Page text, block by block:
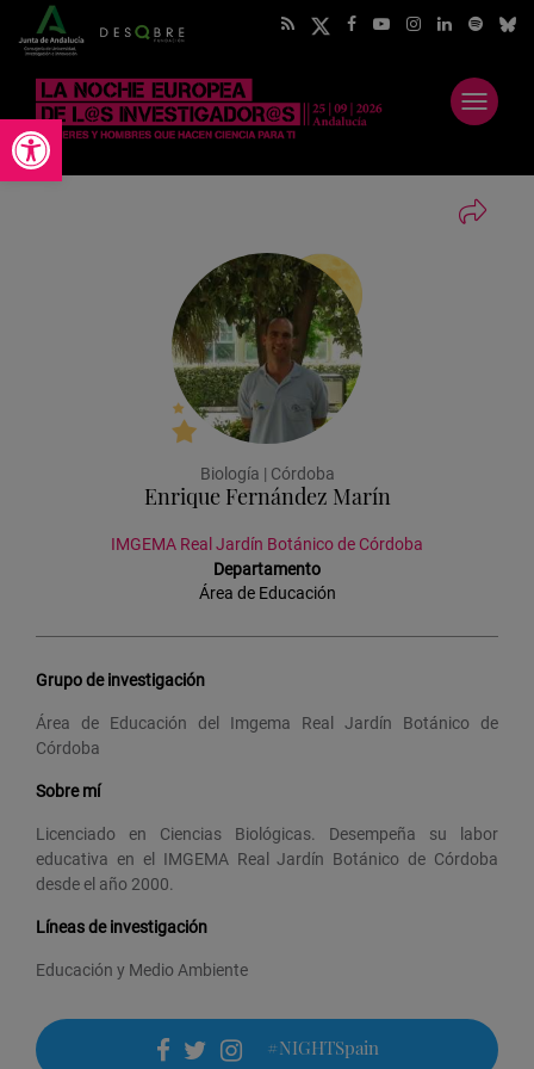
Abrir barra de herramientas
Abrir
menú
Biología | Córdoba
Enrique Fernández Marín
IMGEMA Real Jardín Botánico de Córdoba
Departamento
Área de Educación
Grupo de investigación
Área de Educación del Imgema Real Jardín Botánico de
Córdoba
Sobre mí
Licenciado en Ciencias Biológicas. Desempeña su labor
educativa en el IMGEMA Real Jardín Botánico de Córdoba
desde el año 2000.
Líneas de investigación
Educación y Medio Ambiente
#NIGHTSpain